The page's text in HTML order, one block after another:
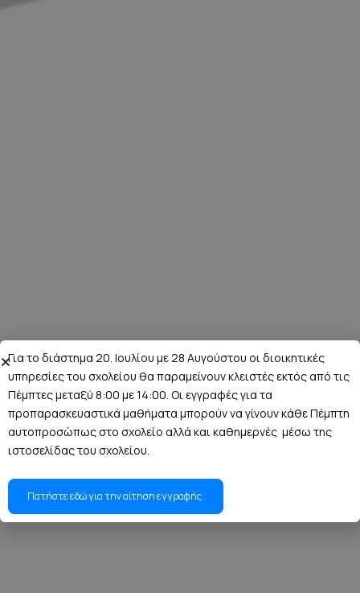
Για το διάστημα 20. Ιουλίου με 28 Αυγούστου οι διοικητικές
υπηρεσίες του σχολείου θα παραμείνουν κλειστές εκτός από τις
Πέμπτες μεταξύ 8:00 με 14:00. Οι εγγραφές για τα
προπαρασκευαστικά μαθήματα μπορούν να γίνουν κάθε Πέμπτη
αυτοπροσώπως στο σχολείο αλλά και καθημερνές μέσω της
ιστοσελίδας του σχολείου.
Πατήστε εδώ για την αίτηση εγγραφής.